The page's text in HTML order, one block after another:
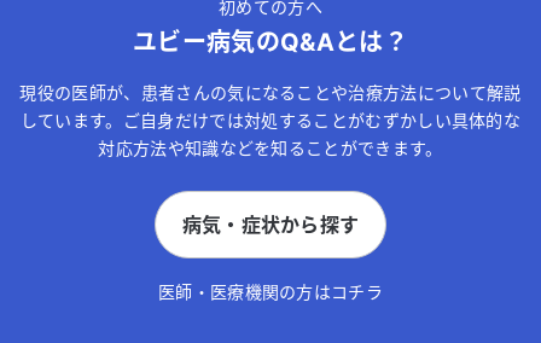
初めての方へ
ユビー病気のQ&Aとは？
現役の医師が、患者さんの気になることや治療方法について解説
しています。ご自身だけでは対処することがむずかしい具体的な
対応方法や知識などを知ることができます。
病気・症状から探す
医師・医療機関の方はコチラ